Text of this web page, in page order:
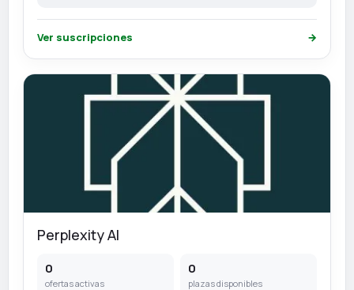
Ver suscripciones →
Perplexity AI
0
ofertas activas
0
plazas disponibles